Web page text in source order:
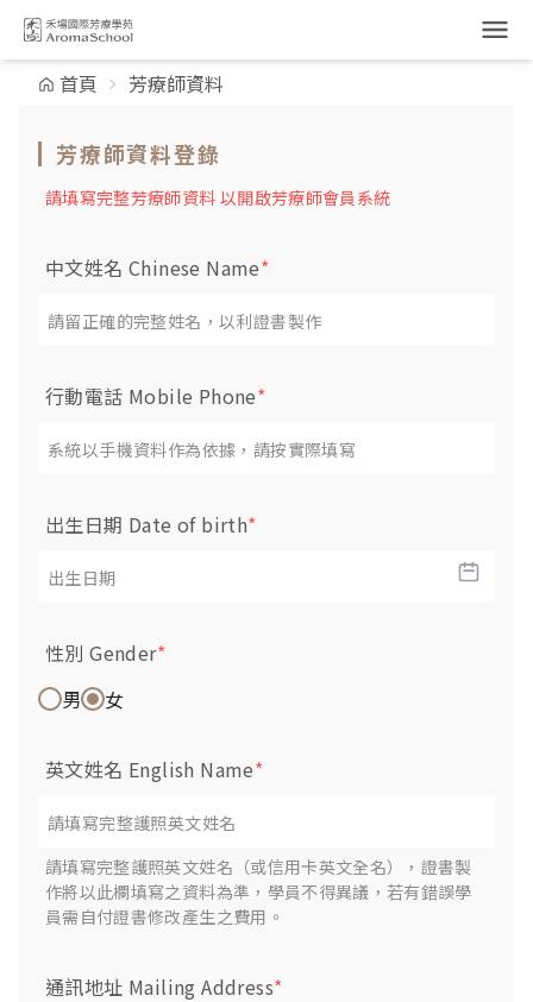
跳到主要內容
首頁 芳療師資料
芳療師資料登錄
請填寫完整芳療師資料 以開啟芳療師會員系統
中文姓名 Chinese Name*
行動電話 Mobile Phone*
出生日期 Date of birth*
性別 Gender*
男
女
英文姓名 English Name*
請填寫完整護照英文姓名（或信用卡英文全名），證書製
作將以此欄填寫之資料為準，學員不得異議，若有錯誤學
員需自付證書修改產生之費用。
通訊地址 Mailing Address*